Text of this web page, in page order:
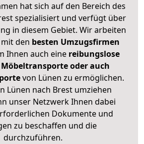
hat sich auf den Bereich des
spezialisiert und verfügt über
in diesem Gebiet. Wir arbeiten
den besten Umzugsfirmen
Ihnen auch eine reibungslose
oder auch
von Lünen zu ermöglichen.
Lünen nach Brest umziehen
unser Netzwerk Ihnen dabei
Dokumente und
zu beschaffen und die
durchzuführen.